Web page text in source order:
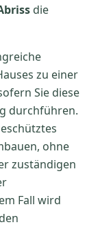
die
zu einer
Sie diese
durchführen.
ohne
zuständigen
Fall wird